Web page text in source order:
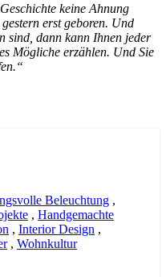
keine Ahnung
erst geboren. Und
sind, dann kann Ihnen jeder
Mögliche erzählen. Und Sie
Beleuchtung ,
, Handgemachte
, Interior Design ,
, Wohnkultur